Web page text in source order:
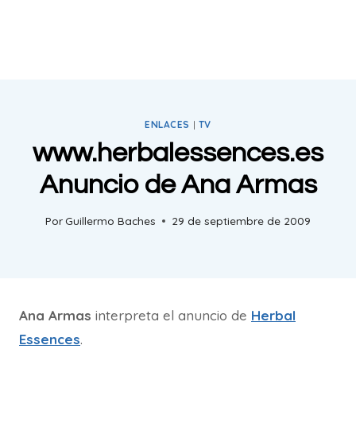
ENLACES | TV
www.herbalessences.es
Anuncio de Ana Armas
PorGuillermo Baches 29 de septiembre de 2009
Ana Armas interpreta el anuncio de Herbal
Essences.